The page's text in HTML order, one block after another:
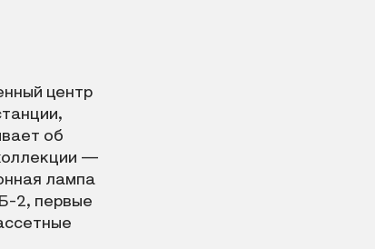
центр
об
—
лампа
2, первые